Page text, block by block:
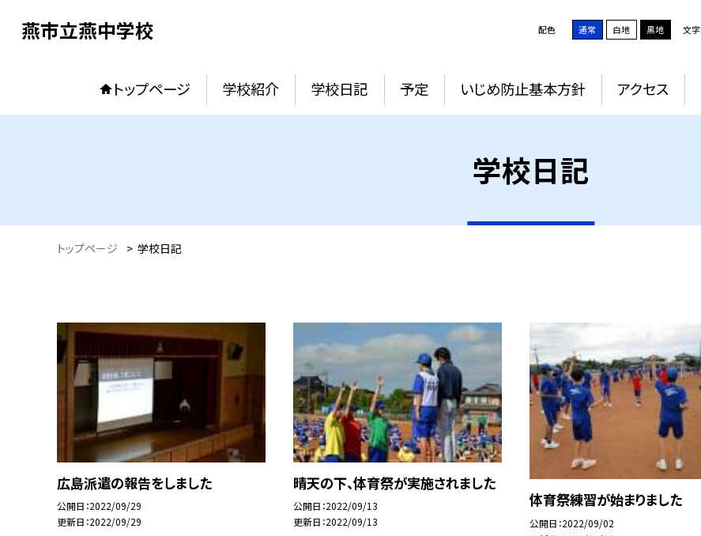
燕市立燕中学校 配色 通常 白地 黒地 文字
トップページ 学校紹介 学校日記 予定 いじめ防止基本方針 アクセス
学校日記
トップページ > 学校日記
広島派遣の報告をしました
公開日 2022/09/29
更新日 2022/09/29
晴天の下、体育祭が実施されました
公開日 2022/09/13
更新日 2022/09/13
体育祭練習が始まりました
公開日 2022/09/02